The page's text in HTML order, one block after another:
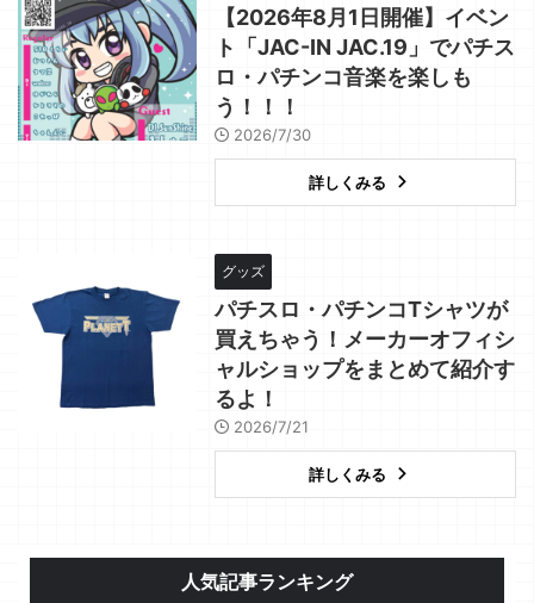
【2026年8月1日開催】イベン
ト「JAC-IN JAC.19」でパチス
ロ・パチンコ音楽を楽しも
う！！！
2026/7/30
詳しくみる
グッズ
パチスロ・パチンコTシャツが
買えちゃう！メーカーオフィシ
ャルショップをまとめて紹介す
るよ！
2026/7/21
詳しくみる
人気記事ランキング